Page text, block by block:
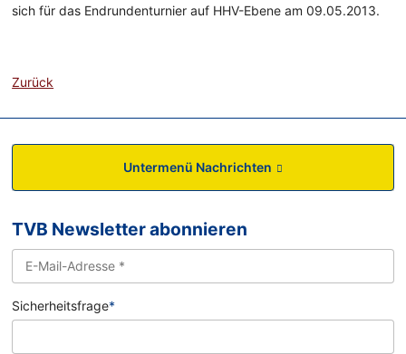
sich für das Endrundenturnier auf HHV-Ebene am 09.05.2013.
Zurück
Untermenü Nachrichten
TVB Newsletter abonnieren
Sicherheitsfrage*